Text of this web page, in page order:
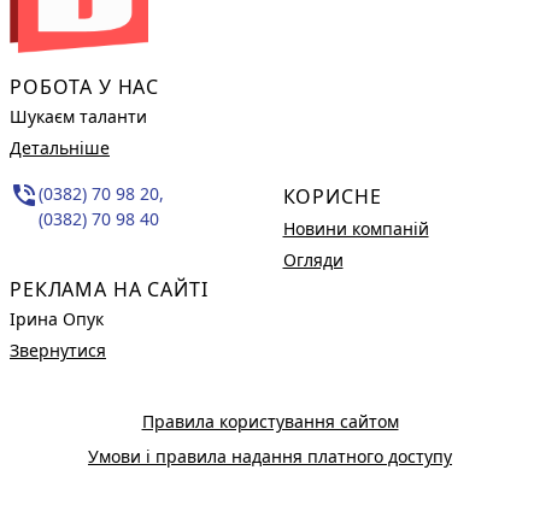
РОБОТА У НАС
Шукаєм таланти
Детальніше
phone_in_talk(0382) 70 98 20,
(0382) 70 98 40
РЕКЛАМА НА САЙТІ
Ірина Опук
Звернутися
КОРИСНЕ
Новини компаній
Огляди
Правила користування сайтом
Умови і правила надання платного доступу